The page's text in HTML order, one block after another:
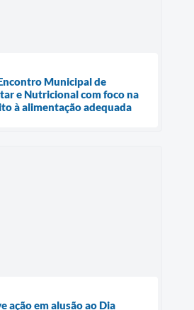
Municipal de
e Nutricional com foco na
à alimentação adequada
ação em alusão ao Dia